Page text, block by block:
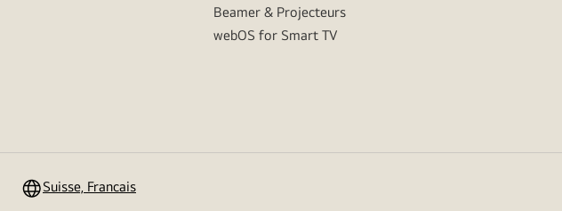
Beamer & Projecteurs
webOS for Smart TV
Suisse, Francais